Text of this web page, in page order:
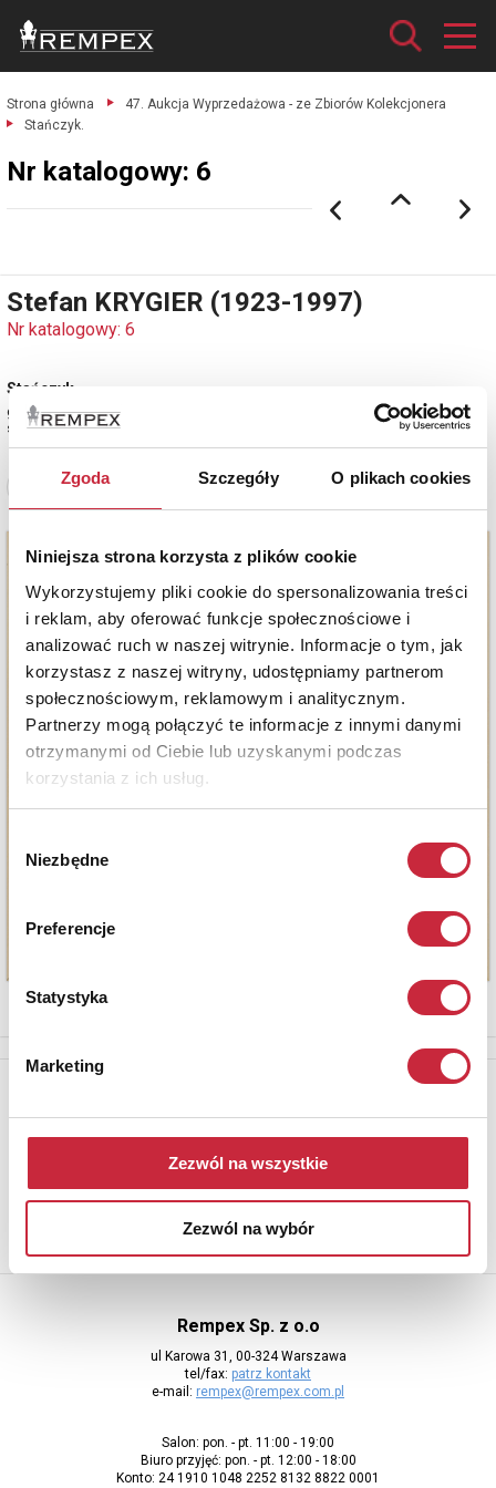
Zgoda Szczegóły O plikach cookies
Niniejsza strona korzysta z plików cookie
Wykorzystujemy pliki cookie do spersonalizowania treści
i reklam, aby oferować funkcje społecznościowe i
analizować ruch w naszej witrynie. Informacje o tym, jak
korzystasz z naszej witryny, udostępniamy partnerom
społecznościowym, reklamowym i analitycznym.
Partnerzy mogą połączyć te informacje z innymi danymi
otrzymanymi od Ciebie lub uzyskanymi podczas
korzystania z ich usług.
zgody
Niezbędne
Preferencje
Statystyka
Marketing
Zezwól na wszystkie
Zezwól na wybór
Strona główna
47. Aukcja Wyprzedażowa - ze Zbiorów Kolekcjonera
Stańczyk.
Nr katalogowy: 6
Stefan KRYGIER (1923-1997)
Nr katalogowy: 6
Stańczyk
gwasz, tektura; 17 x 20,5 cm;
sygn. p. d.: S. KRYGIER / 1944?
Zobacz pełne informacje
Rempex Sp. z o.o
ul Karowa 31, 00-324 Warszawa
tel/fax: patrz kontakt
e-mail: rempex@rempex.com.pl
Salon: pon. - pt. 11:00 - 19:00
Biuro przyjęć: pon. - pt. 12:00 - 18:00
Konto: 24 1910 1048 2252 8132 8822 0001